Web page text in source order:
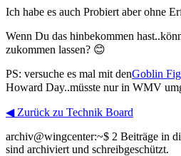
Ich habe es auch Probiert aber ohne
Wenn Du das hinbekommen
zukommen lassen? 😊
PS: versuche es mal mit denGoblin
Howard Day..müsste nur in WMV
◀ Zurück zu Technik Board
archiv@wingcenter:~$ 2 Beiträge in
sind archiviert und schreibgeschützt.